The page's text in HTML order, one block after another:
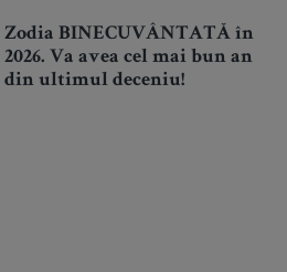
Zodia BINECUVÂNTATĂ în
2026. Va avea cel mai bun an
din ultimul deceniu!